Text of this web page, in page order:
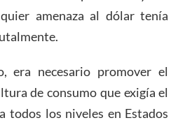
amenaza al dólar tenía
era necesario promover el
de consumo que exigía el
todos los niveles en Estados